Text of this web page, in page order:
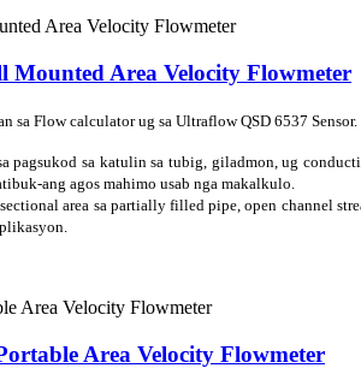
Mounted Area Velocity Flowmeter
sa Flow calculator ug sa Ultraflow QSD 6537 Sensor.
pagsukod sa katulin sa tubig, giladmon, ug
ang agos mahimo usab nga makalkulo.
area sa partially filled pipe, open channel
Area Velocity Flowmeter